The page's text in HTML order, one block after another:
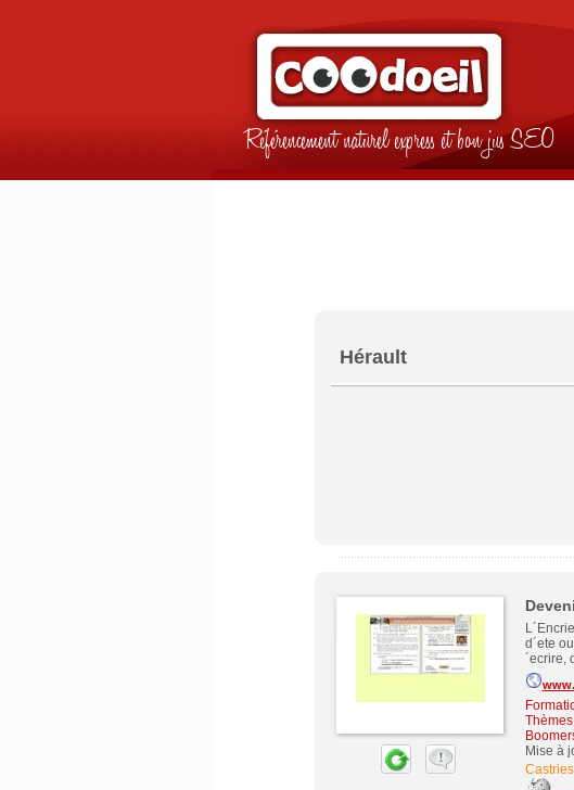
Référencement naturel express et bon jus SEO
Hérault
d´ete
´ecrire,
Mise à
Castries